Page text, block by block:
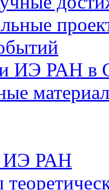
ИЭ РАН
ИЭ РАН